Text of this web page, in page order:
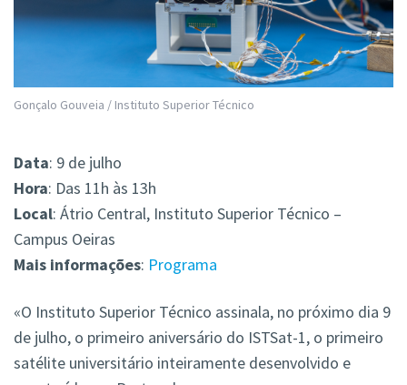
Gonçalo Gouveia / Instituto Superior Técnico
Data: 9 de julho
Hora: Das 11h às 13h
Local: Átrio Central, Instituto Superior Técnico –
Campus Oeiras
Mais informações: Programa
«O Instituto Superior Técnico assinala, no próximo dia 9
de julho, o primeiro aniversário do ISTSat-1, o primeiro
satélite universitário inteiramente desenvolvido e